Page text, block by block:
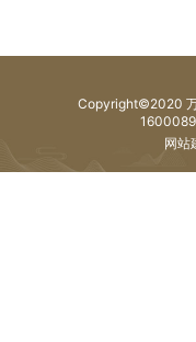
Copyright©2020
网站